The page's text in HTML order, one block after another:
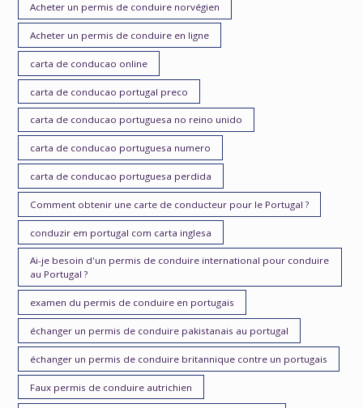
Acheter un permis de conduire norvégien
Acheter un permis de conduire en ligne
carta de conducao online
carta de conducao portugal preco
carta de conducao portuguesa no reino unido
carta de conducao portuguesa numero
carta de conducao portuguesa perdida
Comment obtenir une carte de conducteur pour le Portugal ?
conduzir em portugal com carta inglesa
Ai-je besoin d'un permis de conduire international pour conduire
au Portugal ?
examen du permis de conduire en portugais
échanger un permis de conduire pakistanais au portugal
échanger un permis de conduire britannique contre un portugais
Faux permis de conduire autrichien